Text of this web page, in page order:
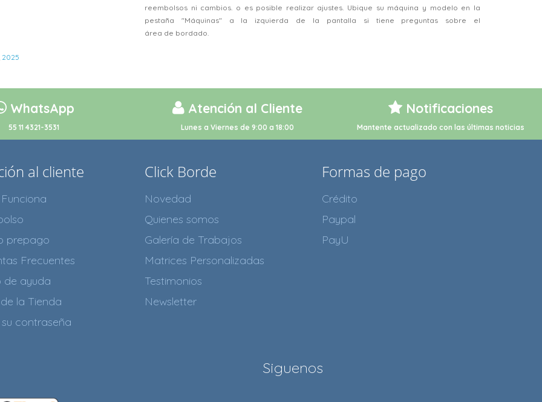
reembolsos ni cambios. o es posible realizar ajustes. Ubique su máquina y modelo en la
pestaña "Máquinas" a la izquierda de la pantalla si tiene preguntas sobre el
área de bordado.
2025
WhatsApp
55 11 4321-3531
Atención al Cliente
Lunes a Viernes de 9:00 a 18:00
Notificaciones
Mantente actualizado con las últimas noticias
al cliente
prepago
Frecuentes
de ayuda
la Tienda
contraseña
Click Borde
Novedad
Quienes somos
Galería de Trabajos
Matrices Personalizadas
Testimonios
Newsletter
Formas de pago
Crédito
Paypal
PayU
Siguenos